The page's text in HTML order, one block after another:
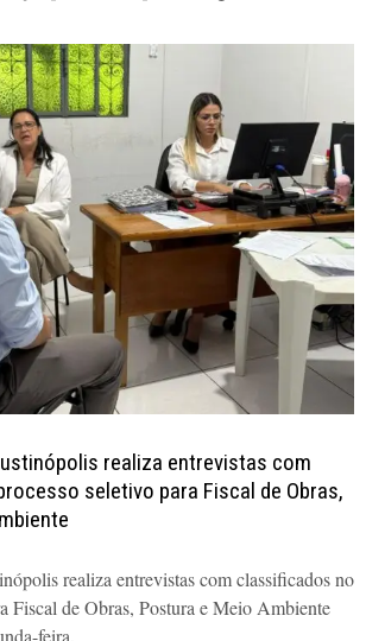
realiza entrevistas com
seletivo para Fiscal de Obras,
realiza entrevistas com classificados no
Fiscal de Obras, Postura e Meio Ambiente
feira,